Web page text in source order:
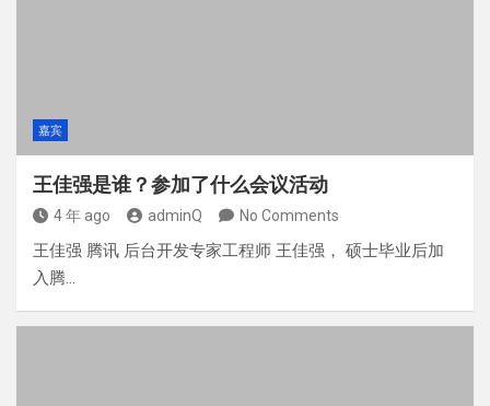
嘉宾
王佳强是谁？参加了什么会议活动
4 年 ago adminQ No Comments
王佳强 腾讯 后台开发专家工程师 王佳强， 硕士毕业后加
入腾…